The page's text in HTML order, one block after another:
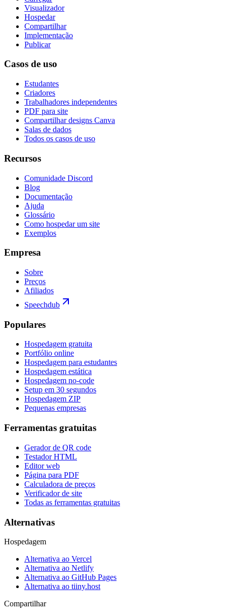
Visualizador
Hospedar
Compartilhar
Implementação
Publicar
Casos de uso
Estudantes
Criadores
Trabalhadores independentes
PDF para site
Compartilhar designs Canva
Salas de dados
Todos os casos de uso
Recursos
Comunidade Discord
Blog
Documentação
Ajuda
Glossário
Como hospedar um site
Exemplos
Empresa
Sobre
Preços
Afiliados
Speechdub
Populares
Hospedagem gratuita
Portfólio online
Hospedagem para estudantes
Hospedagem estática
Hospedagem no-code
Setup em 30 segundos
Hospedagem ZIP
Pequenas empresas
Ferramentas gratuitas
Gerador de QR code
Testador HTML
Editor web
Página para PDF
Calculadora de preços
Verificador de site
Todas as ferramentas gratuitas
Alternativas
Hospedagem
Alternativa ao Vercel
Alternativa ao Netlify
Alternativa ao GitHub Pages
Alternativa ao tiiny.host
Compartilhar